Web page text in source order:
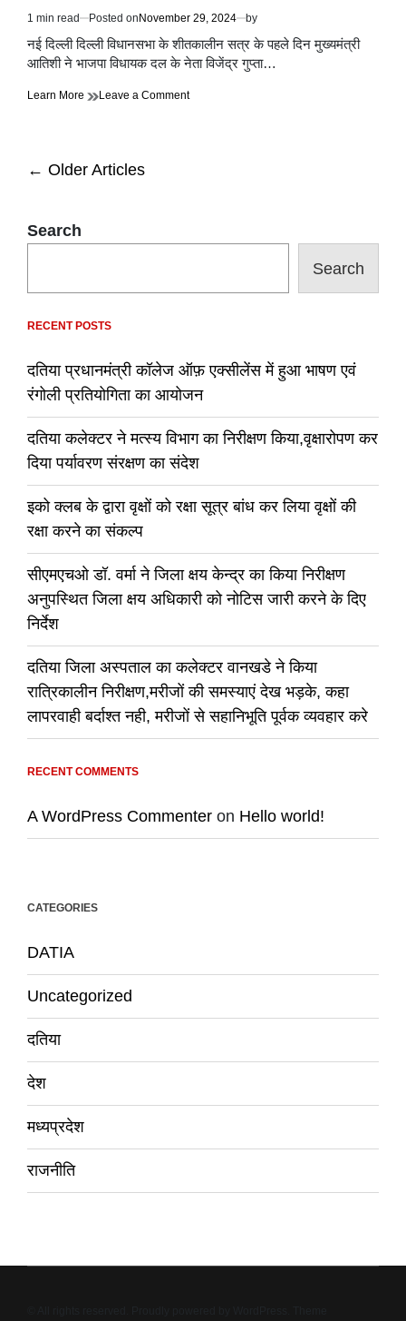
Estimated
read
time
1 min read Posted on November 29, 2024 by
नई दिल्ली दिल्ली विधानसभा के शीतकालीन सत्र के पहले दिन मुख्यमंत्री
आतिशी ने भाजपा विधायक दल के नेता विजेंद्र गुप्ता…
Learn More Leave a Commenton
से
खिलाफ
Posts
← Older Articles
Search
Search
RECENT POSTS
दतिया प्रधानमंत्री कॉलेज ऑफ़ एक्सीलेंस में हुआ भाषण एवं
रंगोली प्रतियोगिता का आयोजन
दतिया कलेक्टर ने मत्स्य विभाग का निरीक्षण किया,वृक्षारोपण कर
दिया पर्यावरण संरक्षण का संदेश
इको क्लब के द्वारा वृक्षों को रक्षा सूत्र बांध कर लिया वृक्षों की
रक्षा करने का संकल्प
सीएमएचओ डॉ. वर्मा ने जिला क्षय केन्द्र का किया निरीक्षण
अनुपस्थित जिला क्षय अधिकारी को नोटिस जारी करने के दिए
निर्देश
दतिया जिला अस्पताल का कलेक्टर वानखडे ने किया
रात्रिकालीन निरीक्षण,मरीजों की समस्याएं देख भड़के, कहा
लापरवाही बर्दाश्त नही, मरीजों से सहानिभूति पूर्वक व्यवहार करे
RECENT COMMENTS
A WordPress Commenter on Hello world!
CATEGORIES
DATIA
Uncategorized
दतिया
देश
मध्यप्रदेश
राजनीति